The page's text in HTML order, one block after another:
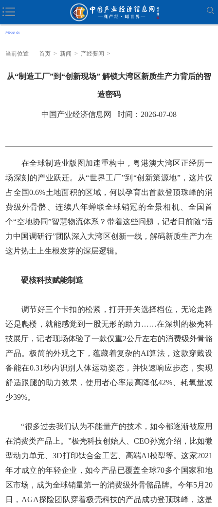
当前位置 首页 > 新闻 > 产经要闻 >
从“制造工厂”到“创新现场” 解锁大湾区新质生产力背后的智
造密码
中国产业经济信息网 时间：2026-07-08
在全球制造业版图加速重构中，粤港澳大湾区正经历一
场深刻的产业跃迁。从“世界工厂”到“创新策源地”，这片仅
占全国0.6%土地面积的区域，何以孕育出首款登顶珠峰的消
费级外骨骼、连续八年蝉联全球销冠的全景相机、全国首
个“空地协同”智慧物流体系？带着这些问题，记者日前随“活
力中国调研行”团队深入大湾区创新一线，解码新质生产力在
这片热土上生根发芽的深层逻辑。
硬核科技赋能制造
调节好三个卡扣的松紧，打开开关选择档位，无论走路
还是爬楼，就能感觉到一股无形的助力……在深圳的极壳科
技展厅，记者现场体验了一款仅重2公斤左右的消费级外骨骼
产品。极简的外观之下，蕴藏着复杂的AI算法，这款穿戴设
备能在0.31秒内识别人体运动姿态，并快速响应步态，实现
舒适跟腿的助力效果，使用者心率最高降低42%、耗氧量减
少39%。
“很多过去我们认为不能量产的技术，如今都逐渐被应用
在消费类产品上。”极壳科技创始人、CEO孙宽介绍，比如微
型动力单元、3D打印钛合金工艺、高端AI模型等。这家2021
年才成立的年轻企业，如今产品已覆盖全球70多个国家和地
区市场，成为全球销量第一的消费级外骨骼品牌。今年5月20
日，AGA探险团队穿着极壳科技的产品成功登顶珠峰，这是